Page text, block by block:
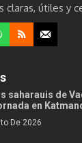
claras, útiles y
saharauis de
en
De 2026